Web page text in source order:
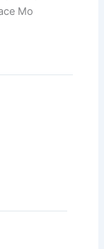
Mo